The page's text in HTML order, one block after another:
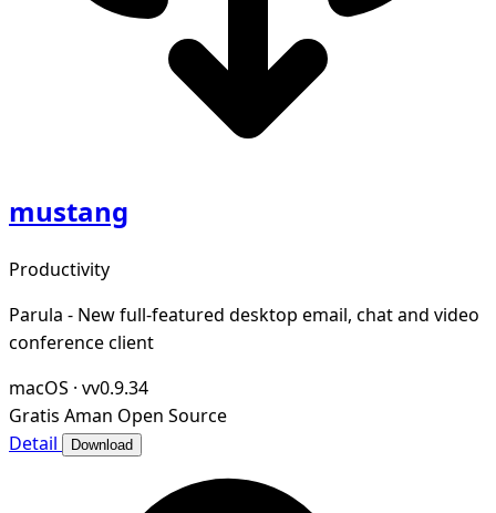
mustang
Productivity
Parula - New full-featured desktop email, chat and video
conference client
macOS · vv0.9.34
Gratis Aman Open Source
Detail
Download